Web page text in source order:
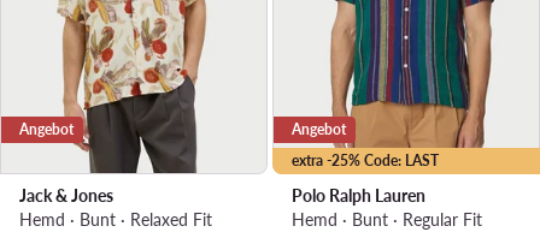
Angebot
Jack & Jones
Hemd · Bunt · Relaxed Fit
extra -25% Code: LAST
Angebot
Polo Ralph Lauren
Hemd · Bunt · Regular Fit